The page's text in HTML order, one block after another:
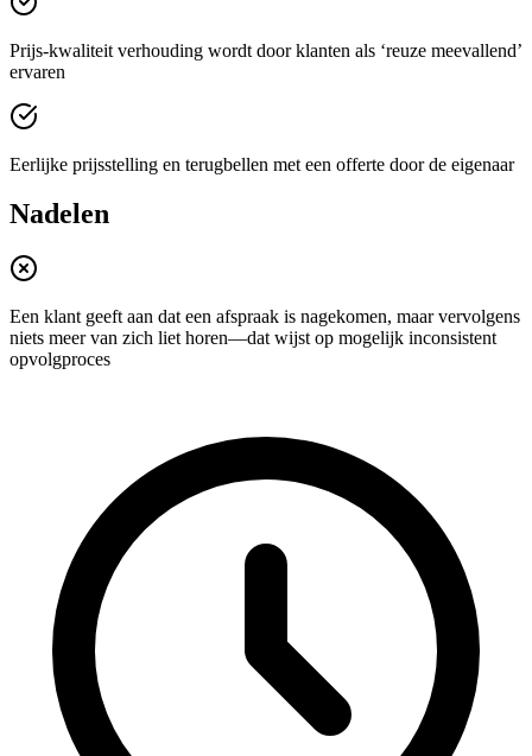
Prijs-kwaliteit verhouding wordt door klanten als ‘reuze meevallend’
ervaren
Eerlijke prijsstelling en terugbellen met een offerte door de eigenaar
Nadelen
Een klant geeft aan dat een afspraak is nagekomen, maar vervolgens
niets meer van zich liet horen—dat wijst op mogelijk inconsistent
opvolgproces